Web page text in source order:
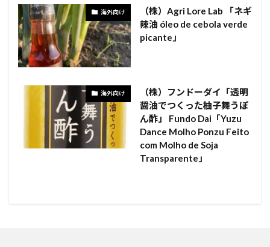
海外向け
（株）Agri Lore Lab 「ネギ
辣油 óleo de cebola verde
picante」
海外向け
（株）フンドーダイ「透明
醤油でつくった柚子舞うぽ
ん酢」 Fundo Dai「Yuzu
Dance Molho Ponzu Feito
com Molho de Soja
Transparente」